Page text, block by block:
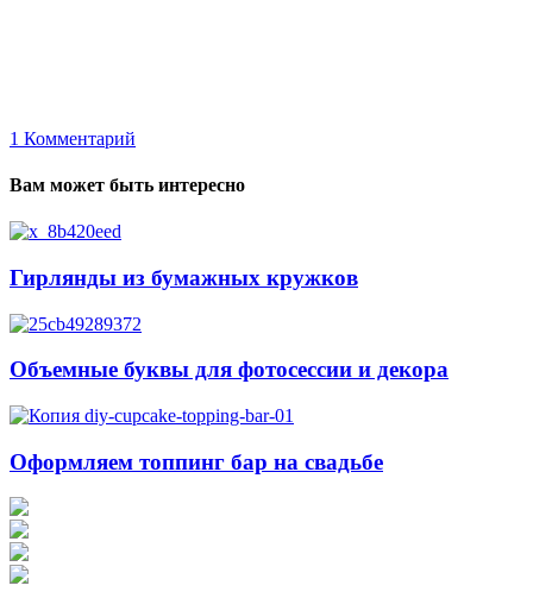
1 Комментарий
Вам может быть интересно
Гирлянды из бумажных кружков
Объемные буквы для фотосессии и декора
Оформляем топпинг бар на свадьбе